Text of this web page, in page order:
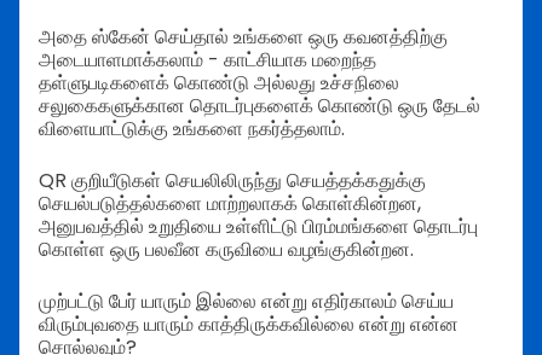
அதை ஸ்கேன் செய்தால் உங்களை ஒரு கவனத்திற்கு
அடையாளமாக்கலாம் - காட்சியாக மறைந்த
தள்ளுபடிகளைக் கொண்டு அல்லது உச்சநிலை
சலுகைகளுக்கான தொடர்புகளைக் கொண்டு ஒரு தேடல்
விளையாட்டுக்கு உங்களை நகர்த்தலாம்.
QR குறியீடுகள் செயலிலிருந்து செயத்தக்கதுக்கு
செயல்படுத்தல்களை மாற்றலாகக் கொள்கின்றன,
அனுபவத்தில் உறுதியை உள்ளிட்டு பிரம்மங்களை தொடர்பு
கொள்ள ஒரு பலவீன கருவியை வழங்குகின்றன.
முற்பட்டு பேர் யாரும் இல்லை என்று எதிர்காலம் செய்ய
விரும்புவதை யாரும் காத்திருக்கவில்லை என்று என்ன
சொல்லவும்?